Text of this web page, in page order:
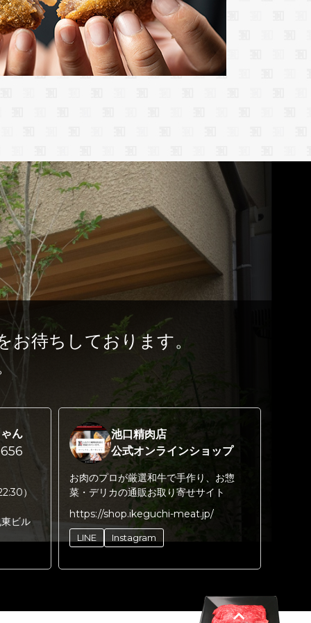
お待ちしております。
ん
）
ビル
池口精肉店
公式オンラインショップ
お肉のプロが厳選和牛で手作り、お惣
菜・デリカの通販お取り寄せサイト
https://shop.ikeguchi-meat.jp/
LINE Instagram